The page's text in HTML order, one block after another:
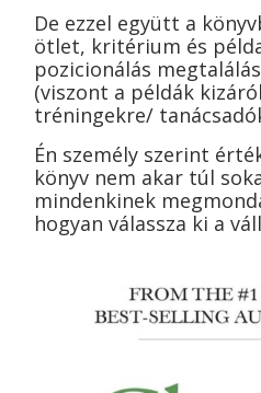
De ezzel együtt a
ötlet, kritérium és
pozicionálás
(viszont a példák
tréningekre/
Én személy szerint
könyv nem akar túl
mindenkinek
hogyan válassza ki a